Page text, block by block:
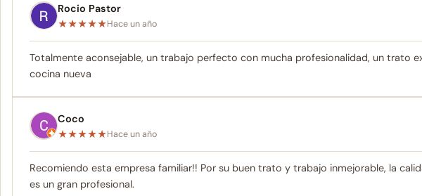
Rocio Pastor
★★★★★Hace un año
Totalmente aconsejable, un trabajo perfecto con mucha profesionalidad, un trato
cocina nueva
Coco
★★★★★Hace un año
Recomiendo esta empresa familiar!! Por su buen trato y trabajo inmejorable, la
es un gran profesional.